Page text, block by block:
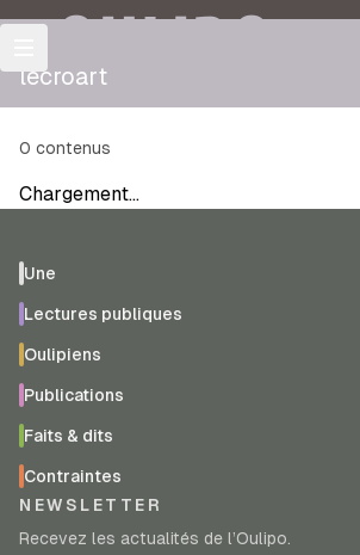
OULIPO
lécroart
0 contenus
Chargement…
Une
Lectures publiques
Oulipiens
Publications
Faits & dits
Contraintes
NEWSLETTER
Recevez les actualités de l’Oulipo.